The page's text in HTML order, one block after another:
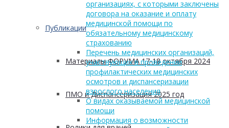
Публикации
Материалы ФОРУМА 17-18 октября 2024
ПМО и Диспансеризация 2025 год
организациях, с которыми заключены
договора на оказание и оплату
медицинской помощи по
обязательному медицинскому
страхованию
Перечень медицинских организаций,
участвующих в проведении
профилактических медицинских
осмотров и диспансеризации
взрослого населения
О видах оказываемой медицинской
помощи
Информация о возможности